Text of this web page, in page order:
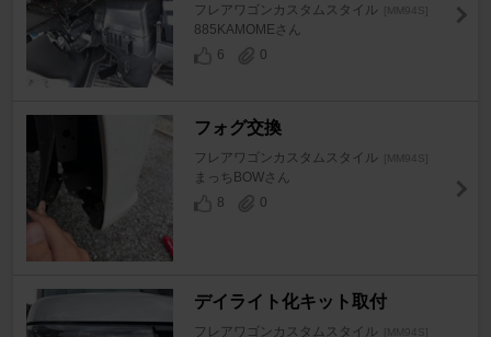
フレアワゴンカスタムスタイル [MM94S]
885KAMOMEさん
6
0
フォグ交換
フレアワゴンカスタムスタイル [MM94S]
まっちBOWさん
8
0
デイライト化キット取付
フレアワゴンカスタムスタイル [MM94S]